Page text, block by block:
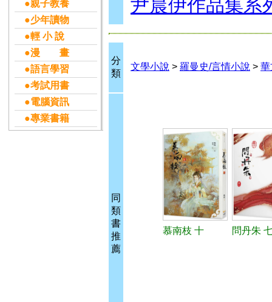
●親子教養
●少年讀物
●輕 小 說
●漫 畫
●語言學習
●考試用書
●電腦資訊
●專業書籍
尹晨伊作品集系
分
類
文學小說 > 羅曼史/言情小說 > 華
同
類
書
推
薦
慕南枝 十 問丹朱